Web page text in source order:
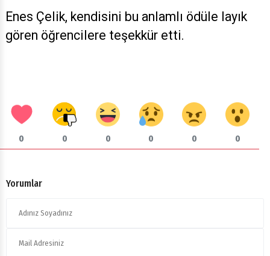
Enes Çelik, kendisini bu anlamlı ödüle layık
gören öğrencilere teşekkür etti.